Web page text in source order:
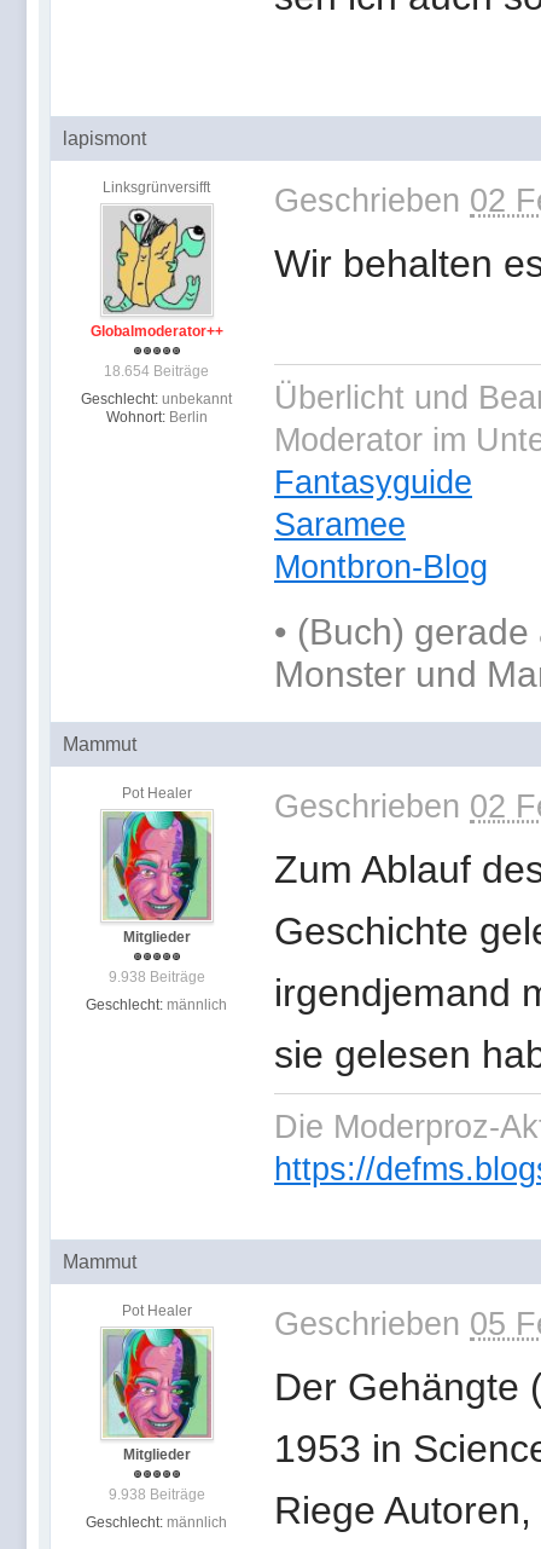
lapismont
Linksgrünversifft
Globalmoderator++
18.654 Beiträge
Geschlecht: unbekannt
Wohnort: Berlin
Geschrieben 02
Wir behalten
Überlicht und
Moderator im
Fantasyguide
Saramee
Montbron-Blog
• (Buch) gerade
Monster und
Mammut
Pot Healer
Mitglieder
9.938 Beiträge
Geschlecht: männlich
Geschrieben 02
Zum Ablauf
Geschichte
irgendjemand
sie gelesen
Die Moderproz-
https://
Mammut
Pot Healer
Mitglieder
9.938 Beiträge
Geschlecht: männlich
Geschrieben 05
Der Gehängte
1953 in
Riege